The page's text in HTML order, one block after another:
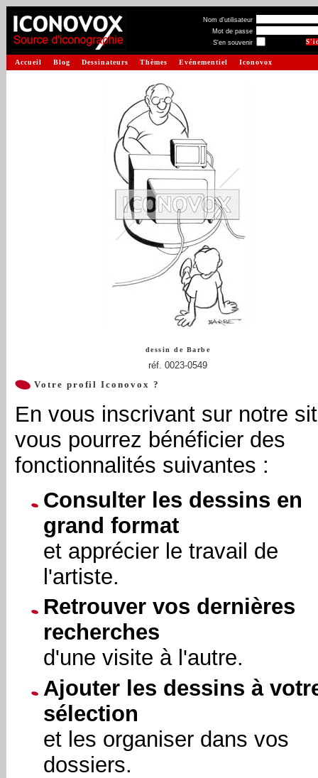
Nom d'utilisateur
Mot de passe
S'en souvenir
Accueil Blog Dessinateurs Thèmes Evénementiel Iconovox
dessin de Barbe
réf. 0023-0549
Votre profil Iconovox ?
En vous inscrivant sur notre
vous pourrez bénéficier des
fonctionnalités suivantes :
Consulter les dessins en
grand format
et apprécier le travail de
l'artiste.
Retrouver vos dernières
recherches
d'une visite à l'autre.
Ajouter les dessins à
sélection
et les organiser dans vos
dossiers.